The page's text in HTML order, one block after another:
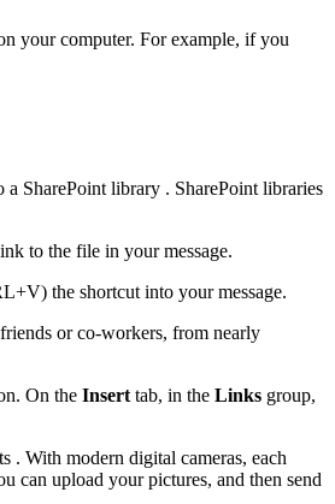
your computer. For example, if you
SharePoint library . SharePoint libraries
to the file in your message.
the shortcut into your message.
or co-workers, from nearly
On the Insert tab, in the Links group,
. With modern digital cameras, each
can upload your pictures, and then send